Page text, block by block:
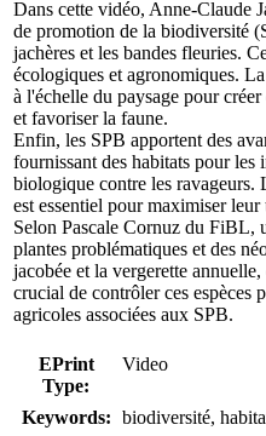
Dans cette vidéo, Anne-Claude
de promotion de la biodiversité
jachères et les bandes fleuries.
écologiques et agronomiques.
à l'échelle du paysage pour
et favoriser la faune.
Enfin, les SPB apportent des
fournissant des habitats pour les
biologique contre les ravageurs.
est essentiel pour maximiser
Selon Pascale Cornuz du FiBL,
plantes problématiques et des
jacobée et la vergerette
crucial de contrôler ces espèces
agricoles associées aux SPB.
EPrint
Type:
Video
Keywords: biodiversité,